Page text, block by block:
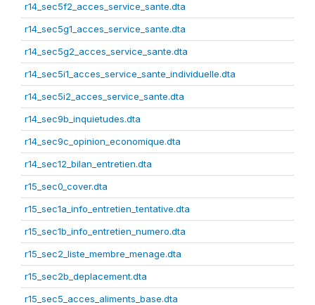
r14_sec5f2_acces_service_sante.dta
r14_sec5g1_acces_service_sante.dta
r14_sec5g2_acces_service_sante.dta
r14_sec5i1_acces_service_sante_individuelle.dta
r14_sec5i2_acces_service_sante.dta
r14_sec9b_inquietudes.dta
r14_sec9c_opinion_economique.dta
r14_sec12_bilan_entretien.dta
r15_sec0_cover.dta
r15_sec1a_info_entretien_tentative.dta
r15_sec1b_info_entretien_numero.dta
r15_sec2_liste_membre_menage.dta
r15_sec2b_deplacement.dta
r15_sec5_acces_aliments_base.dta